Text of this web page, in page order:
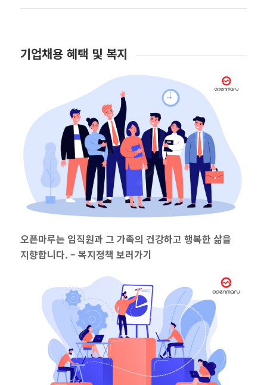
기업채용 혜택 및 복지
오픈마루는 임직원과 그 가족의 건강하고 행복한 삶을
지향합니다. – 복지정책 보러가기